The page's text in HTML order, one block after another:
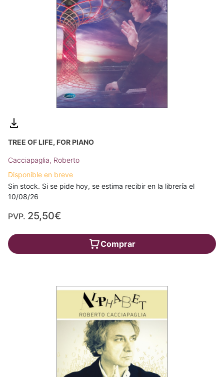
TREE OF LIFE, FOR PIANO
Cacciapaglia, Roberto
Disponible en breve
Sin stock. Si se pide hoy, se estima recibir en la librería el
10/08/26
PVP. 25,50€
Comprar